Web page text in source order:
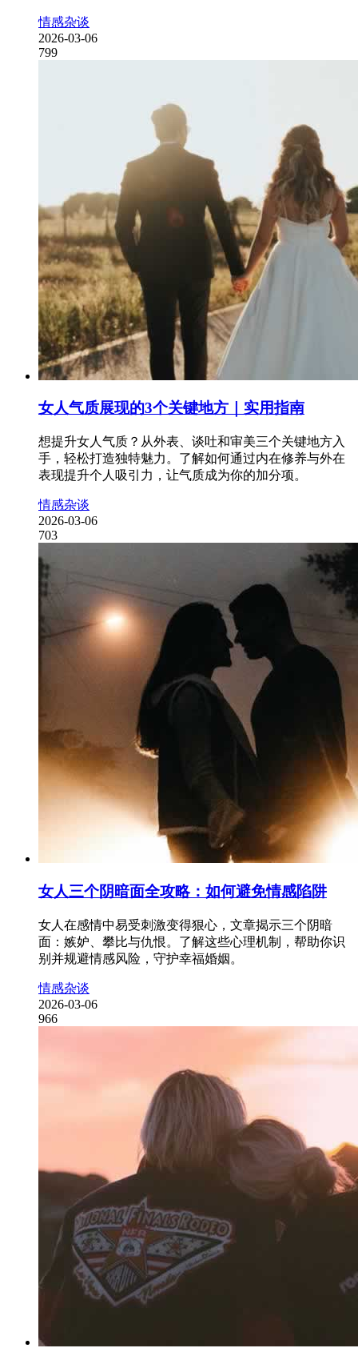
情感杂谈
2026-03-06
799
女人气质展现的3个关键地方｜实用指南
想提升女人气质？从外表、谈吐和审美三个关键地方入
手，轻松打造独特魅力。了解如何通过内在修养与外在
表现提升个人吸引力，让气质成为你的加分项。
情感杂谈
2026-03-06
703
女人三个阴暗面全攻略：如何避免情感陷阱
女人在感情中易受刺激变得狠心，文章揭示三个阴暗
面：嫉妒、攀比与仇恨。了解这些心理机制，帮助你识
别并规避情感风险，守护幸福婚姻。
情感杂谈
2026-03-06
966